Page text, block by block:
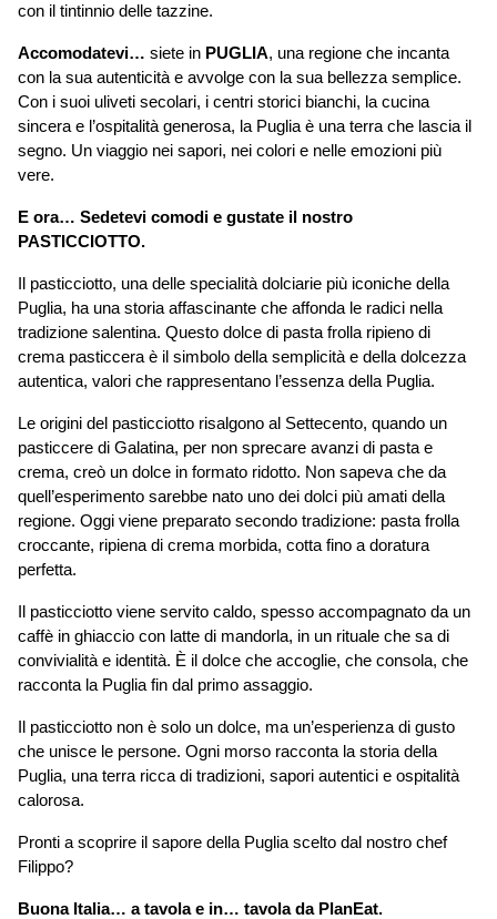
con il tintinnio delle tazzine.
Accomodatevi… siete in PUGLIA, una regione che incanta
con la sua autenticità e avvolge con la sua bellezza semplice.
Con i suoi uliveti secolari, i centri storici bianchi, la cucina
sincera e l’ospitalità generosa, la Puglia è una terra che lascia il
segno. Un viaggio nei sapori, nei colori e nelle emozioni più
vere.
E ora… Sedetevi comodi e gustate il nostro
PASTICCIOTTO.
Il pasticciotto, una delle specialità dolciarie più iconiche della
Puglia, ha una storia affascinante che affonda le radici nella
tradizione salentina. Questo dolce di pasta frolla ripieno di
crema pasticcera è il simbolo della semplicità e della dolcezza
autentica, valori che rappresentano l’essenza della Puglia.
Le origini del pasticciotto risalgono al Settecento, quando un
pasticcere di Galatina, per non sprecare avanzi di pasta e
crema, creò un dolce in formato ridotto. Non sapeva che da
quell’esperimento sarebbe nato uno dei dolci più amati della
regione. Oggi viene preparato secondo tradizione: pasta frolla
croccante, ripiena di crema morbida, cotta fino a doratura
perfetta.
Il pasticciotto viene servito caldo, spesso accompagnato da un
caffè in ghiaccio con latte di mandorla, in un rituale che sa di
convivialità e identità. È il dolce che accoglie, che consola, che
racconta la Puglia fin dal primo assaggio.
Il pasticciotto non è solo un dolce, ma un’esperienza di gusto
che unisce le persone. Ogni morso racconta la storia della
Puglia, una terra ricca di tradizioni, sapori autentici e ospitalità
calorosa.
Pronti a scoprire il sapore della Puglia scelto dal nostro chef
Filippo?
Buona Italia… a tavola e in… tavola da PlanEat.